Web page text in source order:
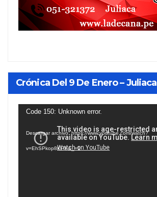
Crónica Del 9 De Enero – Juliaca
Reproductor
vídeo
Code 150: Unknown error.
Descargar archivo: https://www.youtube.com/watch?
v=EhSPkop8KPY&_=1